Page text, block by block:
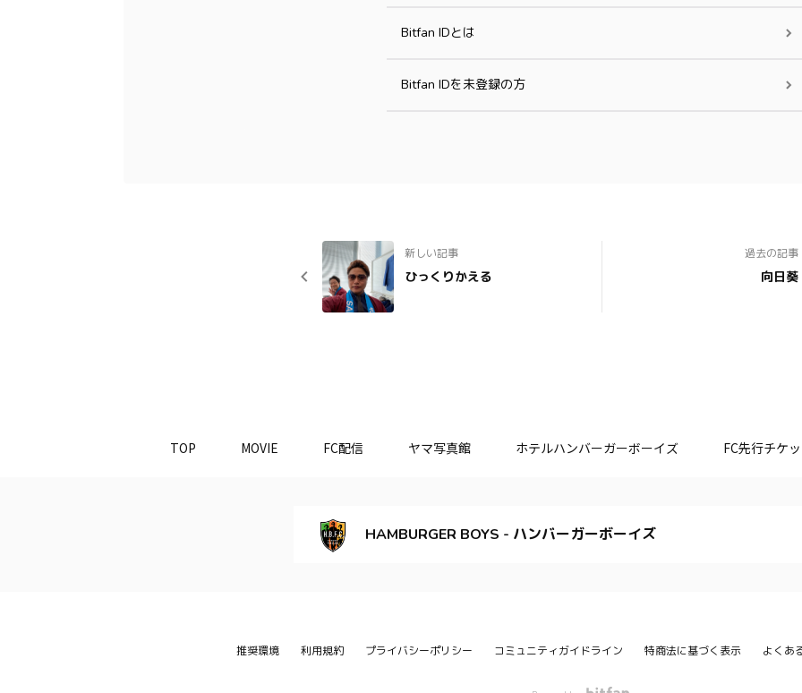
Bitfan IDとは
Bitfan IDを未登録の方
新しい記事
ひっくりかえる
過去の記事
向日葵
TOP MOVIE FC配信 ヤマ写真館 ホテルハンバーガーボーイズ FC先行チケ
HAMBURGER BOYS - ハンバーガーボーイズ
推奨環境 利用規約 プライバシーポリシー コミュニティガイドライン 特商法に基づく表示 よくあ